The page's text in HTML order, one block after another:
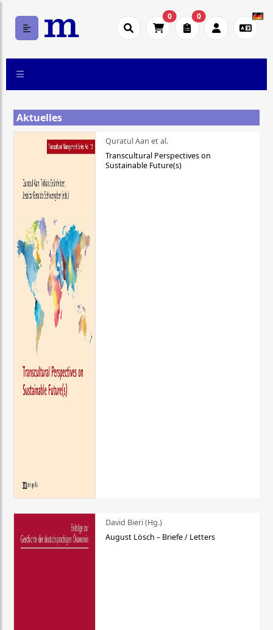
0 0
Aktuelles
Quratul Aan et al.
Transcultural Perspectives on
Sustainable Future(s)
David Bieri (Hg.)
August Lösch – Briefe / Letters